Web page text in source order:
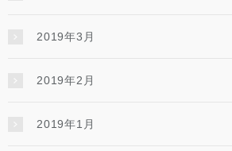
2019年3月
2019年2月
2019年1月